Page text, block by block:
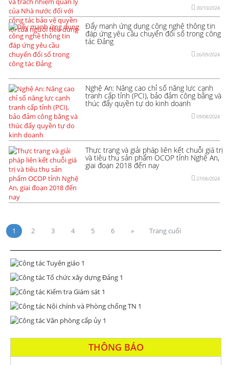
30/10/2024
Đẩy mạnh ứng dụng công nghệ thông tin
đáp ứng yêu cầu chuyển đổi số trong công
tác Đảng
26/09/2024
Nghệ An: Nâng cao chỉ số năng lực cạnh
tranh cấp tỉnh (PCI), bảo đảm công bằng và
thúc đẩy quyền tự do kinh doanh
09/08/2024
Thực trạng và giải pháp liên kết chuỗi giá trị
và tiêu thụ sản phẩm OCOP tỉnh Nghệ An,
giai đoạn 2018 đến nay
27/06/2024
1 2 3 4 5 6 » Trang cuối
THÔNG BÁO